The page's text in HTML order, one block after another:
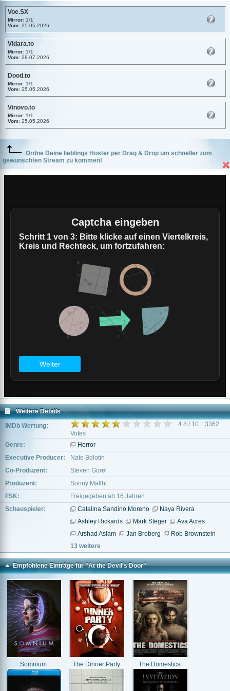
Voe.SX
Mirror: 1/1
Vom: 25.05.2026
Vidara.to
Mirror: 1/1
Vom: 28.07.2026
Dood.to
Mirror: 1/1
Vom: 25.05.2026
Vinovo.to
Mirror: 1/1
Vom: 25.05.2026
Ordne Deine lieblings Hoster per Drag & Drop um schneller zum
gewünschten Stream zu kommen!
Weitere Details
IMDb Wertung:
4.8 / 10 :: 3362
Votes
Genre:
Horror
Executive Producer:
Nate Bolotin
Co-Produzent:
Steven Gorel
Produzent:
Sonny Mallhi
FSK:
Freigegeben ab 16 Jahren
Schauspieler:
Catalina Sandino Moreno
Naya Rivera
Ashley Rickards
Mark Steger
Ava Acres
Arshad Aslam
Jan Broberg
Rob Brownstein
13 weitere
Empfohlene Einträge für "At the Devil's Door"
Somnium The Dinner Party The Domestics